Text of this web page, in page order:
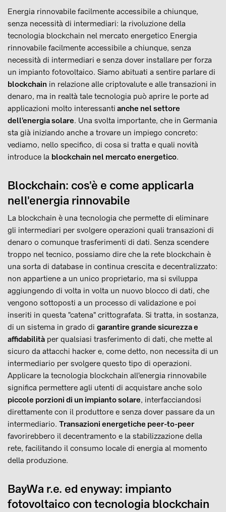
Energia rinnovabile facilmente accessibile a chiunque,
senza necessità di intermediari: la rivoluzione della
tecnologia blockchain nel mercato energetico Energia
rinnovabile facilmente accessibile a chiunque, senza
necessità di intermediari e senza dover installare per forza
un impianto fotovoltaico. Siamo abituati a sentire parlare di
blockchain in relazione alle criptovalute e alle transazioni in
denaro, ma in realtà tale tecnologia può aprire le porte ad
applicazioni molto interessanti anche nel settore
dell'energia solare. Una svolta importante, che in Germania
sta già iniziando anche a trovare un impiego concreto:
vediamo, nello specifico, di cosa si tratta e quali novità
introduce la blockchain nel mercato energetico.
Blockchain: cos'è e come applicarla
nell'energia rinnovabile
La blockchain è una tecnologia che permette di eliminare
gli intermediari per svolgere operazioni quali transazioni di
denaro o comunque trasferimenti di dati. Senza scendere
troppo nel tecnico, possiamo dire che la rete blockchain è
una sorta di database in continua crescita e decentralizzato:
non appartiene a un unico proprietario, ma si sviluppa
aggiungendo di volta in volta un nuovo blocco di dati, che
vengono sottoposti a un processo di validazione e poi
inseriti in questa "catena" crittografata. Si tratta, in sostanza,
di un sistema in grado di garantire grande sicurezza e
affidabilità per qualsiasi trasferimento di dati, che mette al
sicuro da attacchi hacker e, come detto, non necessita di un
intermediario per svolgere questo tipo di operazioni.
Applicare la tecnologia blockchain all'energia rinnovabile
significa permettere agli utenti di acquistare anche solo
piccole porzioni di un impianto solare, interfacciandosi
direttamente con il produttore e senza dover passare da un
intermediario. Transazioni energetiche peer-to-peer
favorirebbero il decentramento e la stabilizzazione della
rete, facilitando il consumo locale di energia al momento
della produzione.
BayWa r.e. ed enyway: impianto
fotovoltaico con tecnologia blockchain